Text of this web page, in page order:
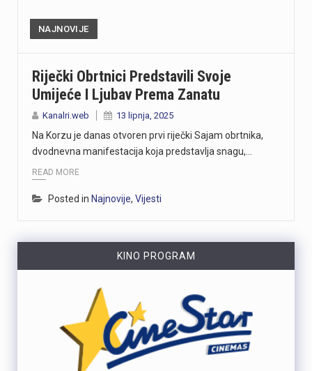
NAJNOVIJE
Riječki Obrtnici Predstavili Svoje
Umijeće I Ljubav Prema Zanatu
Kanalri.web 13 lipnja, 2025
Na Korzu je danas otvoren prvi riječki Sajam obrtnika,
dvodnevna manifestacija koja predstavlja snagu,…
READ MORE
Posted in Najnovije, Vijesti
KINO PROGRAM